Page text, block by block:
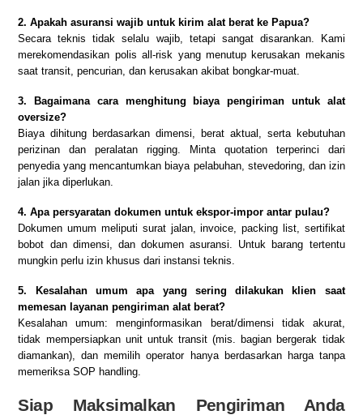
2. Apakah asuransi wajib untuk kirim alat berat ke Papua?
Secara teknis tidak selalu wajib, tetapi sangat disarankan. Kami
merekomendasikan polis all-risk yang menutup kerusakan mekanis
saat transit, pencurian, dan kerusakan akibat bongkar-muat.
3. Bagaimana cara menghitung biaya pengiriman untuk alat
oversize?
Biaya dihitung berdasarkan dimensi, berat aktual, serta kebutuhan
perizinan dan peralatan rigging. Minta quotation terperinci dari
penyedia yang mencantumkan biaya pelabuhan, stevedoring, dan izin
jalan jika diperlukan.
4. Apa persyaratan dokumen untuk ekspor-impor antar pulau?
Dokumen umum meliputi surat jalan, invoice, packing list, sertifikat
bobot dan dimensi, dan dokumen asuransi. Untuk barang tertentu
mungkin perlu izin khusus dari instansi teknis.
5. Kesalahan umum apa yang sering dilakukan klien saat
memesan layanan pengiriman alat berat?
Kesalahan umum: menginformasikan berat/dimensi tidak akurat,
tidak mempersiapkan unit untuk transit (mis. bagian bergerak tidak
diamankan), dan memilih operator hanya berdasarkan harga tanpa
memeriksa SOP handling.
Siap Maksimalkan Pengiriman Anda